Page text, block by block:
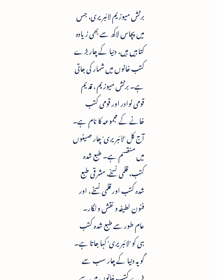
برٹش میوزیم لائبریری، جس
میں پچاس لاکھ سے بھی زیادہ
کتابیں ہیں، دنیا کے چار بڑے
کتب خانوں میں شمار کی جاتی
ہے۔ برٹش میوزیم ، قدیم
قومی نوادر اور قومی کتب
خانے کے مجموعہ کا نام ہے۔
آج کل 'لائبریری' چار صیغوں
میں منقسم ہے۔ طبع شدہ
کتب، قلمی نسخے، مشرقی طبع
شدہ کتب اور قلمی نسخے ، اور
فنون لطیفہ و نقش و نگار۔
عام طور سے طبع شدہ کتب
ہی کو 'لائبریری' کہا جاتا ہے۔
گو یہ دنیا کے چار سب سے
بڑے کتب خانوں میں سے